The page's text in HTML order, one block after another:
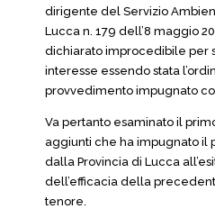
dirigente del Servizio
Lucca n. 179 dell’8 maggio
dichiarato improcedibile per
interesse essendo stata
provvedimento impugnato
Va pertanto esaminato il
aggiunti che ha impugnato il
dalla Provincia di Lucca
dell’efficacia della
tenore.